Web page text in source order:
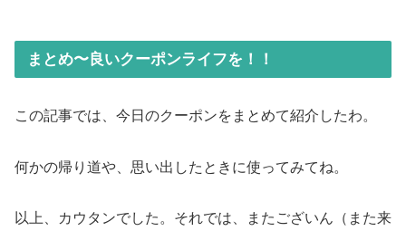
まとめ〜良いクーポンライフを！！
この記事では、今日のクーポンをまとめて紹介したわ。
何かの帰り道や、思い出したときに使ってみてね。
以上、カウタンでした。それでは、またございん（また来